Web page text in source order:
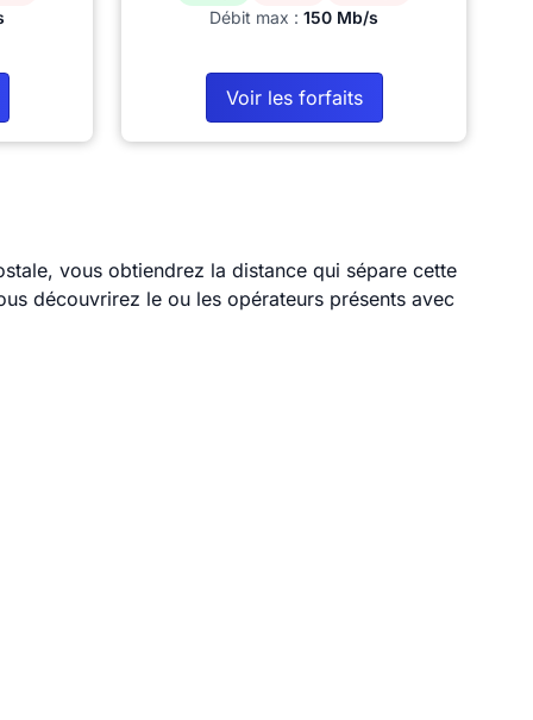
Débit max : 150 Mb/s
Voir les forfaits
vous obtiendrez la distance qui sépare cette
découvrirez le ou les opérateurs présents avec